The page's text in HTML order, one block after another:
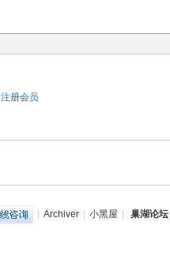
注册会员
| Archiver | 小黑屋 | 巢湖论坛